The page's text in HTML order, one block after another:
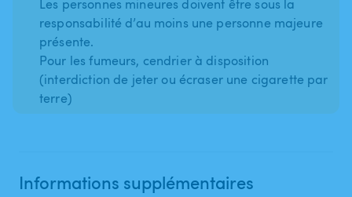
Les personnes mineures doivent être sous la
responsabilité d’au moins une personne majeure
présente.
Pour les fumeurs, cendrier à disposition
(interdiction de jeter ou écraser une cigarette par
terre)
Informations supplémentaires